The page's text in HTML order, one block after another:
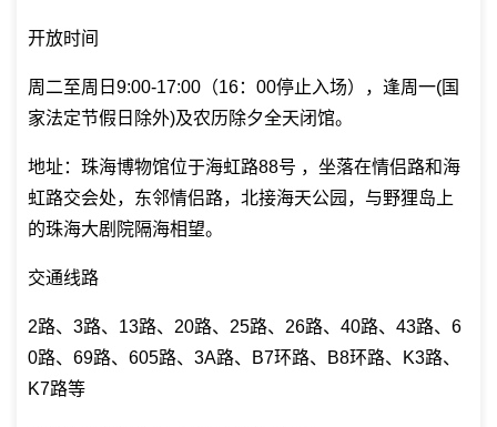
开放时间
周二至周日9:00-17:00（16：00停止入场），逢周一(国
家法定节假日除外)及农历除夕全天闭馆。
地址：珠海博物馆位于海虹路88号 ，坐落在情侣路和海
虹路交会处，东邻情侣路，北接海天公园，与野狸岛上
的珠海大剧院隔海相望。
交通线路
2路、3路、13路、20路、25路、26路、40路、43路、6
0路、69路、605路、3A路、B7环路、B8环路、K3路、
K7路等